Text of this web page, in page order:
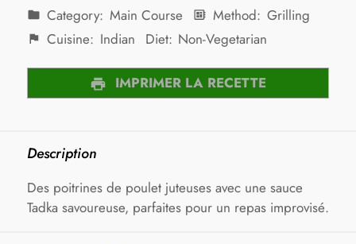
Category: Main Course Method: Grilling
Cuisine: Indian Diet: Non-Vegetarian
IMPRIMER LA RECETTE
Description
Des poitrines de poulet juteuses avec une sauce
Tadka savoureuse, parfaites pour un repas improvisé.